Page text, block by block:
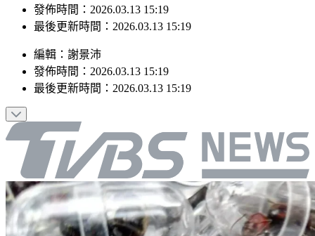
發佈時間：2026.03.13 15:19
最後更新時間：2026.03.13 15:19
編輯 ： 謝景沛
發佈時間： 2026.03.13 15:19
最後更新時間： 2026.03.13 15:19